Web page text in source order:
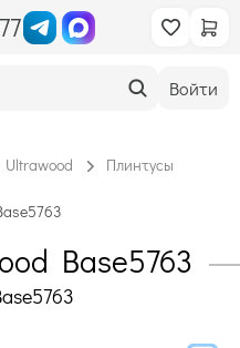
Войти
Ultrawood Плинтусы
Base5763